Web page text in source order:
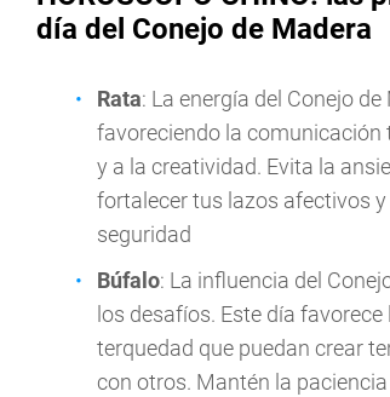
día del Conejo de Madera
Rata: La energía del Conejo
favoreciendo la comunicación
y a la creatividad. Evita la
fortalecer tus lazos afectivos
seguridad
Búfalo: La influencia del
los desafíos. Este día
terquedad que puedan crear
con otros. Mantén la